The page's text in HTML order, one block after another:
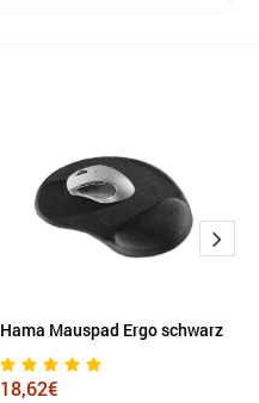
Hama Mauspad Ergo schwarz
18,62€